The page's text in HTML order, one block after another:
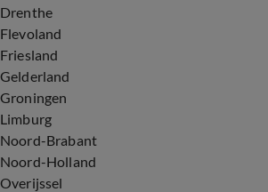
Drenthe
Flevoland
Friesland
Gelderland
Groningen
Limburg
Noord-Brabant
Noord-Holland
Overijssel